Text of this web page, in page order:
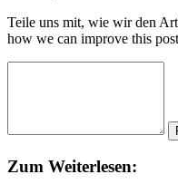
Teile uns mit, wie wir den
how we can improve this
Zum Weiterlesen: